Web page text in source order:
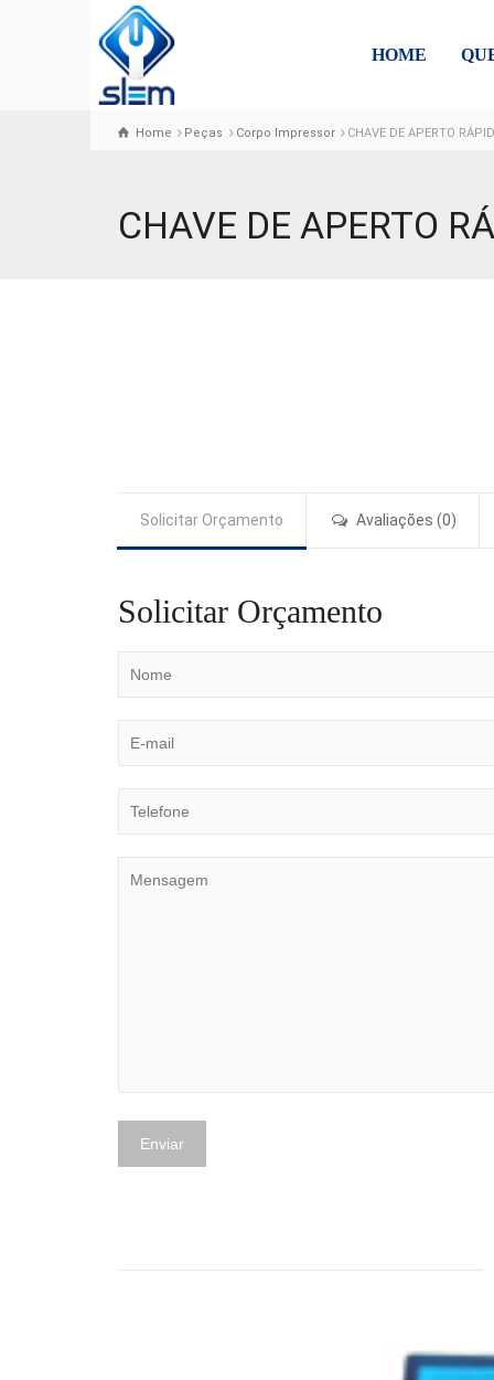
HOME
Home Peças Corpo Impressor CHAVE DE APERTO
CHAVE DE APERTO
Solicitar Orçamento Avaliações (0)
Solicitar Orçamento